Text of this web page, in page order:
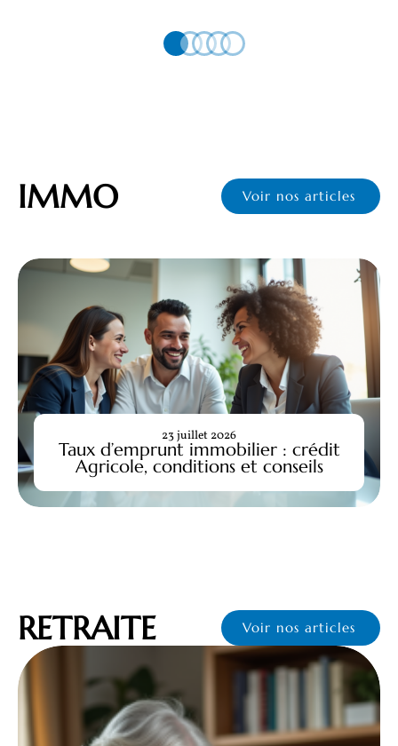
IMMO Voir nos articles
Taux d’emprunt immobilier : crédit
Agricole, conditions et conseils
23 juillet 2026
RETRAITE Voir nos articles